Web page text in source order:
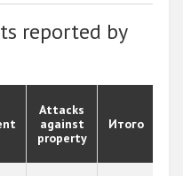
reported by
Attacks
against
property
Итого